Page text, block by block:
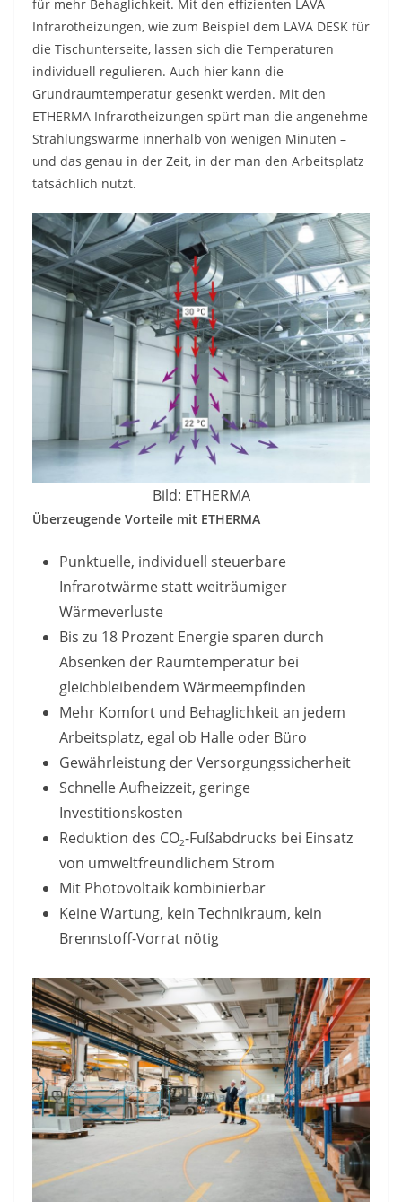
für mehr Behaglichkeit. Mit den effizienten LAVA
Infrarotheizungen, wie zum Beispiel dem LAVA DESK für
die Tischunterseite, lassen sich die Temperaturen
individuell regulieren. Auch hier kann die
Grundraumtemperatur gesenkt werden. Mit den
ETHERMA Infrarotheizungen spürt man die angenehme
Strahlungswärme innerhalb von wenigen Minuten –
und das genau in der Zeit, in der man den Arbeitsplatz
tatsächlich nutzt.
Bild: ETHERMA
Überzeugende Vorteile mit ETHERMA
Punktuelle, individuell steuerbare
Infrarotwärme statt weiträumiger
Wärmeverluste
Bis zu 18 Prozent Energie sparen durch
Absenken der Raumtemperatur bei
gleichbleibendem Wärmeempfinden
Mehr Komfort und Behaglichkeit an jedem
Arbeitsplatz, egal ob Halle oder Büro
Gewährleistung der Versorgungssicherheit
Schnelle Aufheizzeit, geringe
Investitionskosten
Reduktion des CO2-Fußabdrucks bei Einsatz
von umweltfreundlichem Strom
Mit Photovoltaik kombinierbar
Keine Wartung, kein Technikraum, kein
Brennstoff-Vorrat nötig